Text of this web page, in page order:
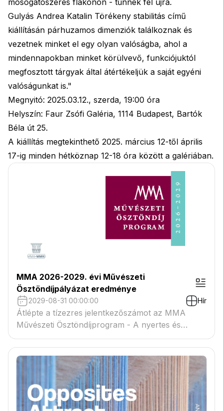
mosogatószeres flakonon - tűnnek fel újra.
Gulyás Andrea Katalin Törékeny stabilitás című
kiállításán párhuzamos dimenziók találkoznak és
vezetnek minket el egy olyan valóságba, ahol a
mindennapokban minket körülvevő, funkciójuktól
megfosztott tárgyak által átértékeljük a saját egyéni
valóságunkat is."
Megnyitó: 2025.03.12., szerda, 19:00 óra
Helyszín: Faur Zsófi Galéria, 1114 Budapest, Bartók
Béla út 25.
A kiállítás megtekinthető 2025. március 12-től április
17-ig minden hétköznap 12-18 óra között a galériában.
MMA 2026-2029. évi Művészeti
Ösztöndíjpályázat eredménye
2029-08-31 00:00:00 Hír
Átlépte a tízezres jelentkezőszámot az MMA
Művészeti Ösztöndíjprogram - A nyertes és
tartaléklistás pályázók névsora megtekinthető a
csatolmányban